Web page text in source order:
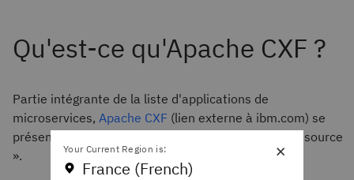
Partie intégrante de la liste d'applications de
microservices, Apache CXF (lien externe à ibm.com) se
présente comme « un framework de services open source
».
×
Your Current Region is:
France (French)